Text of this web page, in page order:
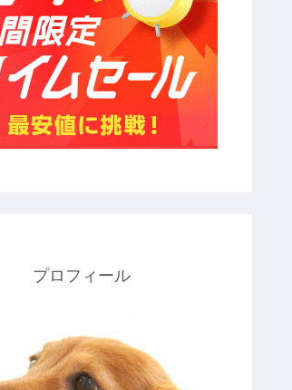
プロフィール